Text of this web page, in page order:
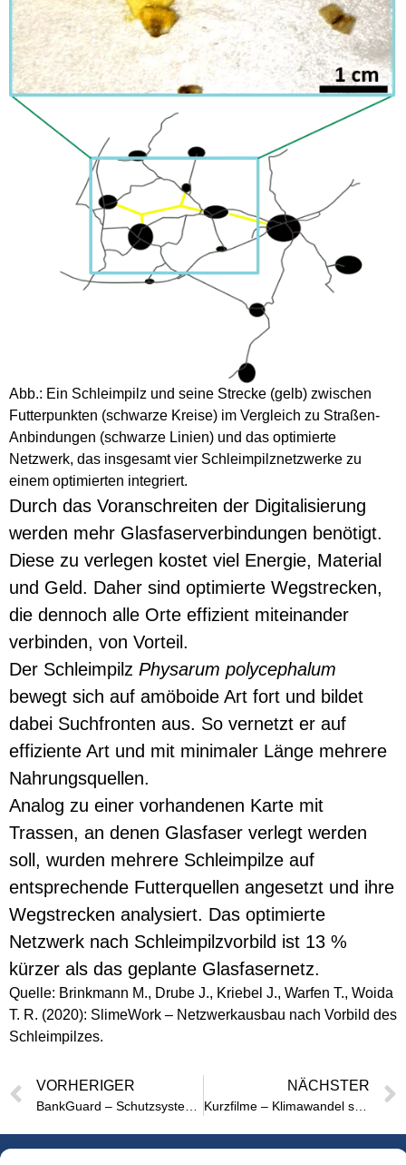
Abb.: Ein Schleimpilz und seine Strecke (gelb) zwischen
Futterpunkten (schwarze Kreise) im Vergleich zu Straßen-
Anbindungen (schwarze Linien) und das optimierte
Netzwerk, das insgesamt vier Schleimpilznetzwerke zu
einem optimierten integriert.
Durch das Voranschreiten der Digitalisierung
werden mehr Glasfaserverbindungen benötigt.
Diese zu verlegen kostet viel Energie, Material
und Geld. Daher sind optimierte Wegstrecken,
die dennoch alle Orte effizient miteinander
verbinden, von Vorteil.
Der Schleimpilz Physarum polycephalum
bewegt sich auf amöboide Art fort und bildet
dabei Suchfronten aus. So vernetzt er auf
effiziente Art und mit minimaler Länge mehrere
Nahrungsquellen.
Analog zu einer vorhandenen Karte mit
Trassen, an denen Glasfaser verlegt werden
soll, wurden mehrere Schleimpilze auf
entsprechende Futterquellen angesetzt und ihre
Wegstrecken analysiert. Das optimierte
Netzwerk nach Schleimpilzvorbild ist 13 %
kürzer als das geplante Glasfasernetz.
Quelle: Brinkmann M., Drube J., Kriebel J., Warfen T., Woida
T. R. (2020): SlimeWork – Netzwerkausbau nach Vorbild des
Schleimpilzes.
VORHERIGER NÄCHSTER
Kurzfilme – Klimawandel stoppen – oder mit den Folgen leben